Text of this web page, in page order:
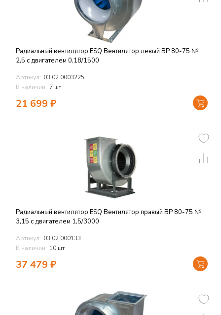
Радиальный вентилятор ESQ Вентилятор левый ВР 80-75 №
2,5 с двигателем 0,18/1500
Артикул: 03.02.0003225
В наличии: 7 шт
21 699 ₽
Радиальный вентилятор ESQ Вентилятор правый ВР 80-75 №
3,15 с двигателем 1,5/3000
Артикул: 03.02.000133
В наличии: 10 шт
37 479 ₽